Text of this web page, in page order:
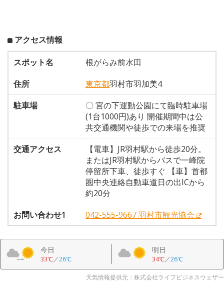
アクセス情報
スポット名
根がらみ前水田
住所
東京都羽村市羽加美4
駐車場
〇 宮の下運動公園にて臨時駐車場
(1台1000円)あり 開催期間中は公
共交通機関や徒歩での来場を推奨
交通アクセス
【電車】JR羽村駅から徒歩20分。
またはJR羽村駅からバスで一峰院
停留所下車、徒歩すぐ 【車】首都
圏中央連絡自動車道日の出ICから
約20分
お問い合わせ1
042-555-9667 羽村市観光協会
今日
33℃／26℃
明日
34℃／26℃
天気情報提供元：株式会社ライフビジネスウェザー